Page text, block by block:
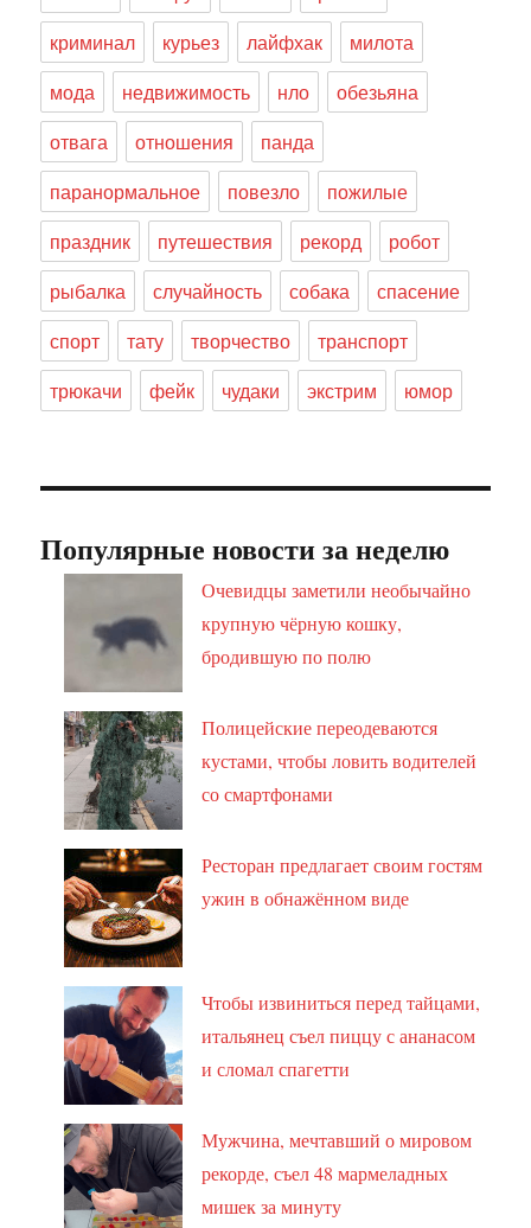
криминал
курьез лайфхак
милота
мода
недвижимость нло
обезьяна
отвага
отношения
панда
паранормальное
повезло
пожилые
праздник
путешествия рекорд
робот
рыбалка
случайность собака
спасение
спорт
тату творчество
транспорт
трюкачи
фейк чудаки экстрим юмор
Популярные новости за неделю
Очевидцы заметили необычайно
крупную чёрную кошку,
бродившую по полю
Полицейские переодеваются
кустами, чтобы ловить водителей
со смартфонами
Ресторан предлагает своим гостям
ужин в обнажённом виде
Чтобы извиниться перед тайцами,
итальянец съел пиццу с ананасом
и сломал спагетти
Мужчина, мечтавший о мировом
рекорде, съел 48 мармеладных
мишек за минуту